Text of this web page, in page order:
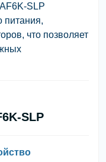
SLP
питания,
что позволяет
SLP